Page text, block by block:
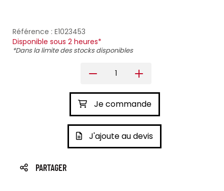
Référence : E1023453
Disponible sous 2 heures*
*Dans la limite des stocks disponibles
Je commande
J'ajoute au devis
PARTAGER